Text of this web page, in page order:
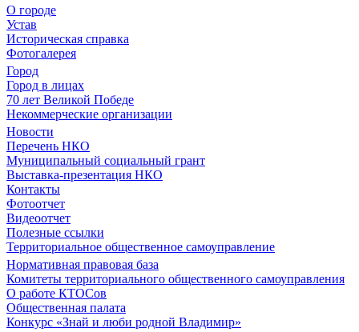
О городе
Устав
Историческая справка
Фотогалерея
Город
Город в лицах
70 лет Великой Победе
Некоммерческие организации
Новости
Перечень НКО
Муниципальный социальный грант
Выставка-презентация НКО
Контакты
Фотоотчет
Видеоотчет
Полезные ссылки
Территориальное общественное самоуправление
Нормативная правовая база
Комитеты территориального общественного самоуправления
О работе КТОСов
Общественная палата
Конкурс «Знай и люби родной Владимир»